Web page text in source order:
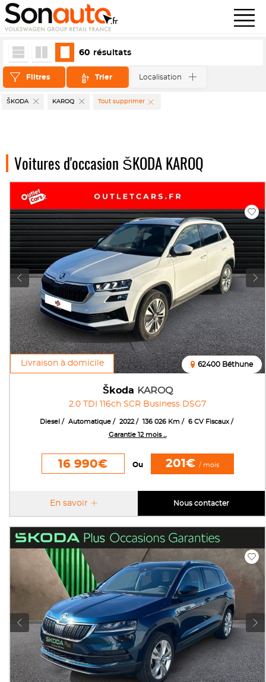
ŠKODA KAROQ Tout supprimer
Filtres Trier Localisation
60 résultats
Voitures d'occasion ŠKODA KAROQ
Livraison à domicile
Škoda KAROQ
2.0 TDI 116ch SCR Business DSG7
62400 Béthune
Diesel Automatique 2022 136 026 Km
6 CV Fiscaux
Garantie 12 mois ...
16 990€ Ou 201€ / mois
En savoir Nous contacter